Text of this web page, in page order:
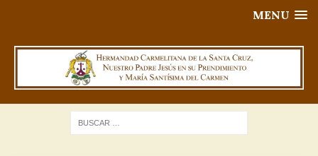
MENU